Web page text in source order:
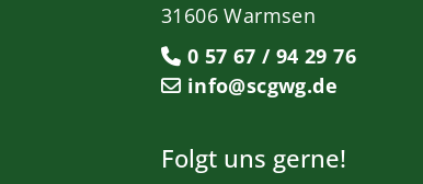
31606 Warmsen
0 57 67 / 94 29 76
info@scgwg.de
Folgt uns gerne!